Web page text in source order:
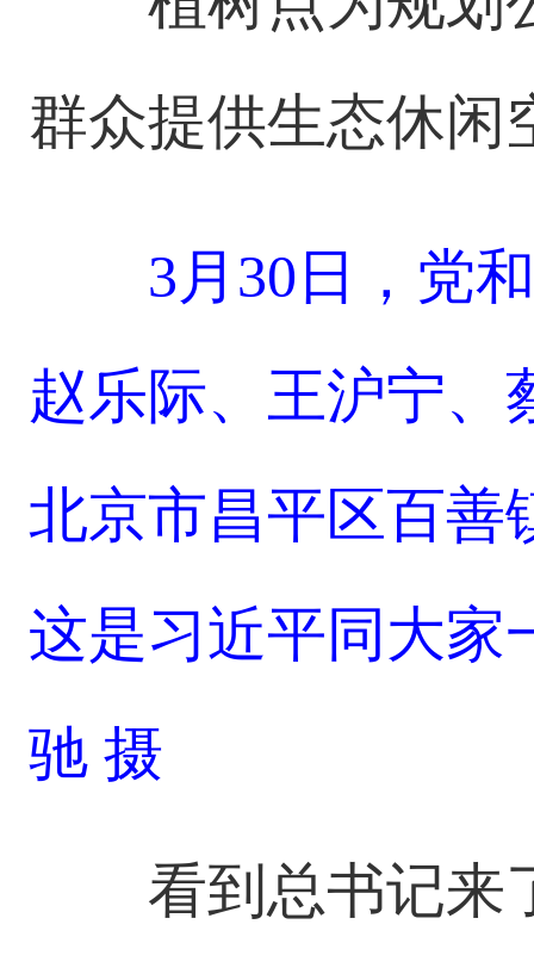
群众提供生态休闲
3月30日，党
赵乐际、王沪宁、
北京市昌平区百善
这是习近平同大家
驰 摄
看到总书记来